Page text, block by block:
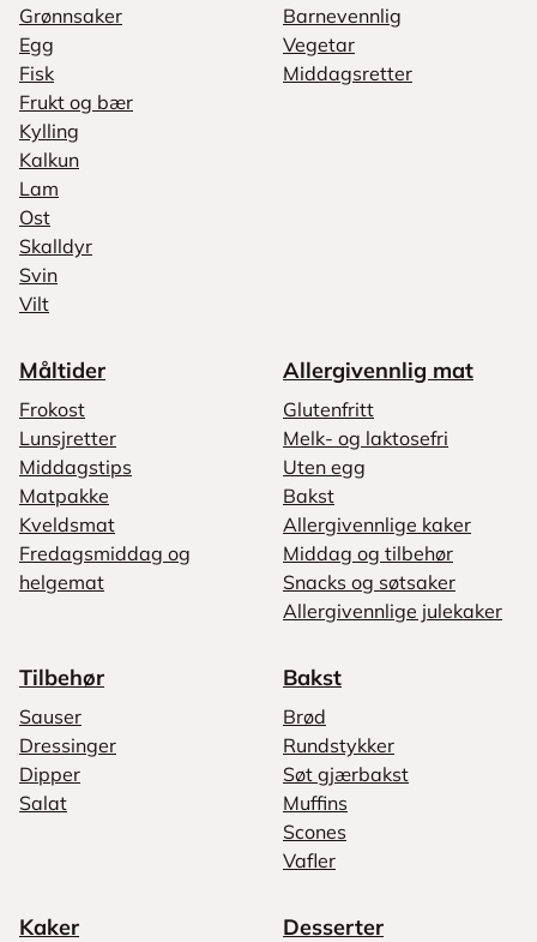
Grønnsaker
Egg
Fisk
Frukt og bær
Kylling
Kalkun
Lam
Ost
Skalldyr
Svin
Vilt
Barnevennlig
Vegetar
Middagsretter
Måltider
Frokost
Lunsjretter
Middagstips
Matpakke
Kveldsmat
Fredagsmiddag og
helgemat
Allergivennlig mat
Glutenfritt
Melk- og laktosefri
Uten egg
Bakst
Allergivennlige kaker
Middag og tilbehør
Snacks og søtsaker
Allergivennlige julekaker
Tilbehør
Sauser
Dressinger
Dipper
Salat
Bakst
Brød
Rundstykker
Søt gjærbakst
Muffins
Scones
Vafler
Kaker Desserter